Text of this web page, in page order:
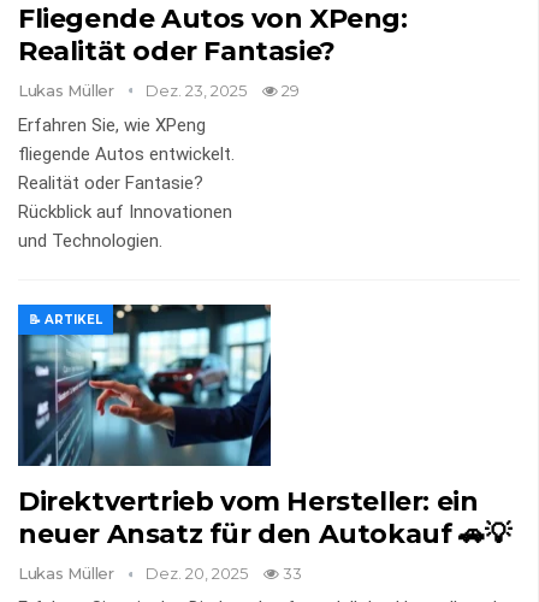
Fliegende Autos von XPeng:
Realität oder Fantasie?
Lukas Müller Dez. 23, 2025 29
Erfahren Sie, wie XPeng
fliegende Autos entwickelt.
Realität oder Fantasie?
Rückblick auf Innovationen
und Technologien.
📝 ARTIKEL
Direktvertrieb vom Hersteller: ein
neuer Ansatz für den Autokauf 🚗💡
Lukas Müller Dez. 20, 2025 33